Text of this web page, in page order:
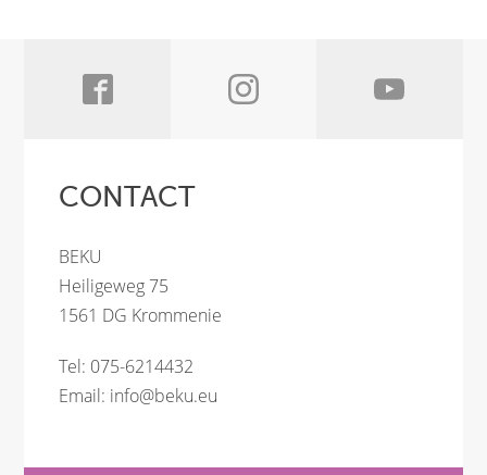
CONTACT
BEKU
Heiligeweg 75
1561 DG Krommenie
Tel: 075-6214432
Email: info@beku.eu